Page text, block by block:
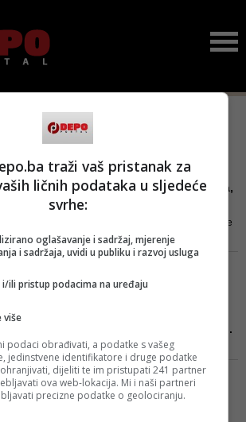
borić
PREDSJEDNIŠTVA SDP-A
Kakvi izlivi nacišovinizma,
Najsigurniji metod je proglasiti je
nelegitimnom Bošnjakinjom,
samo zato što dolazi iz SDP BiH,
NAJAVLJENE REVIZIJE
postala sekretarica važn...
Članica Predsjedništva SDP-a
BiH napisala je autorski tekst u
kojem se osvrnula na aferu 'lažne
diplome'
IZNIKAO I SRASTAO SA
SVOJOM BOSNOM
Besima Borić o Denisu
traži vaš pristanak za
ličnih podataka u sljedeće
svrhe:
oglašavanje i sadržaj, mjerenje
i sadržaja, uvidi u publiku i razvoj usluga
i/ili pristup podacima na uređaju
više
podaci obrađivati, a podatke s vašeg
jedinstvene identifikatore i druge podatke
dijeliti te im pristupati 241 partner
ova web-lokacija. Mi i naši partneri
precizne podatke o geolociranju.